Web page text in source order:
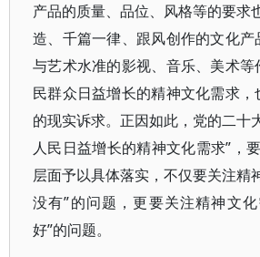
产品的质量、品位、风格等的要求
造、千篇一律、跟风创作的文化
与艺术水准的影视、音乐、美术等
民群众日益增长的精神文化需求
的现实诉求。正因如此，党的二十
人民日益增长的精神文化需求”，
层面予以具体落实，不仅要关注精
没有”的问题，更要关注精神文
好”的问题。